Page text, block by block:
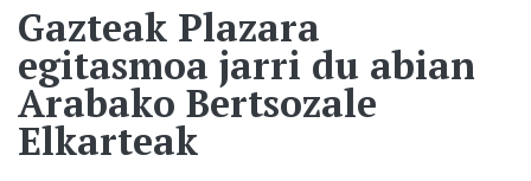
Gazteak Plazara
egitasmoa jarri du abian
Arabako Bertsozale
Elkarteak